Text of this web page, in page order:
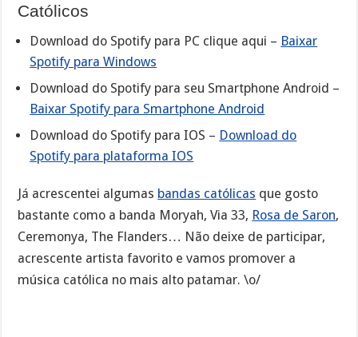
Católicos
Download do Spotify para PC clique aqui – Baixar
Spotify para Windows
Download do Spotify para seu Smartphone Android –
Baixar Spotify para Smartphone Android
Download do Spotify para IOS – Download do
Spotify para plataforma IOS
Já acrescentei algumas bandas católicas que gosto
bastante como a banda Moryah, Via 33, Rosa de Saron,
Ceremonya, The Flanders… Não deixe de participar,
acrescente artista favorito e vamos promover a
música católica no mais alto patamar. \o/